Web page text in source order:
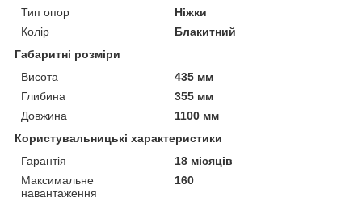
Тип опор
Ніжки
Колір
Блакитний
Габаритні розміри
Висота
435 мм
Глибина
355 мм
Довжина
1100 мм
Користувальницькі характеристики
Гарантія
18 місяців
Максимальне
навантаження
160